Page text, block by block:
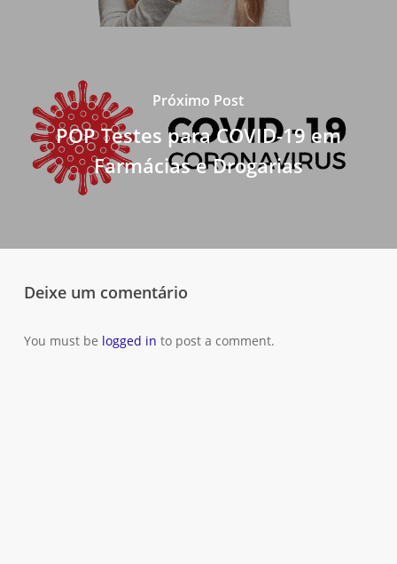
Próximo Post
POP Testes para COVID-19 em
Farmácias e Drogarias
Deixe um comentário
You must be logged in to post a comment.